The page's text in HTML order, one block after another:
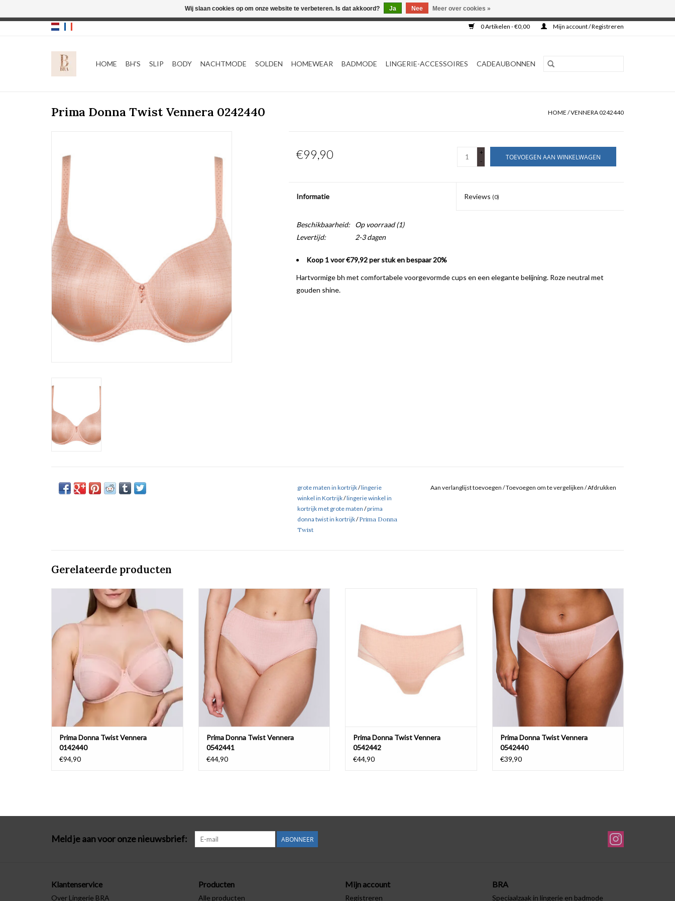
0 Artikelen - €0,00 Mijn account / Registreren
HOME BH'S SLIP BODY NACHTMODE SOLDEN HOMEWEAR BADMODE LINGERIE-ACCESSOIRES CADEAUBONNEN
Prima Donna Twist Vennera 0242440 HOME /VENNERA 0242440
€99,90
+
-
TOEVOEGEN AAN WINKELWAGEN
Informatie Reviews (0)
Beschikbaarheid: Op voorraad(1)
Levertijd:
2-3 dagen
Koop 1 voor €79,92 per stuk en bespaar 20%
Hartvormige bh met comfortabele voorgevormde cups en een elegante belijning. Roze neutral met
gouden shine.
grote maten in kortrijk/lingerie
winkel in Kortrijk/lingerie winkel in
kortrijk met grote maten /prima
donna twist in kortrijk/Prima Donna
Twist
Aan verlanglijst toevoegen /Toevoegen om te vergelijken /Afdrukken
Gerelateerde producten
Volle cup Bh
Prima Donna Twist Vennera
TOEVOEGEN AAN WINKELWAGEN
Prima Donna Twist Vennera
0142440
€94,90
Prima Donna Twist Vennera
TOEVOEGEN AAN WINKELWAGEN
Prima Donna Twist Vennera
0542441
€44,90
Prima Donna Twist Vennera
0542442
€44,90
Prima Donna Twist Vennera
TOEVOEGEN AAN WINKELWAGEN
Prima Donna Twist Vennera
0542440
€39,90
Meld je aan voor onze nieuwsbrief: ABONNEER
Klantenservice
Over Lingerie BRA
Producten
Alle producten
Mijn account
Registreren
BRA
Speciaalzaak in lingerie en badmode
Wij slaan cookies op om onze website te verbeteren. Is dat akkoord? Ja Nee Meer over cookies »
Webshop werkt met EU maten. .